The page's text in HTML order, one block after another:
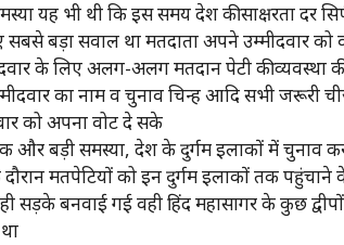
यह भी थी कि इस समय देश की साक्षरता दर
बड़ा सवाल था मतदाता अपने उम्मीदवार
के लिए अलग-अलग मतदान पेटी की व्यवस्था
का नाम व चुनाव चिन्ह आदि सभी जरूरी
को अपना वोट दे सके
बड़ी समस्या, देश के दुर्गम इलाकों में चुनाव
मतपेटियों को इन दुर्गम इलाकों तक
सड़के बनवाई गई वही हिंद महासागर के कुछ